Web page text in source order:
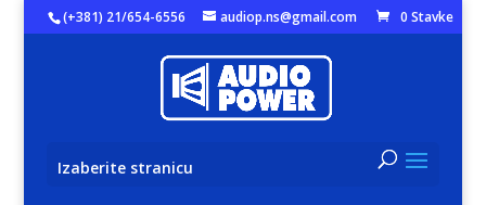
(+381) 21/654-6556 audiop.ns@gmail.com 0 Stavke
Izaberite stranicu